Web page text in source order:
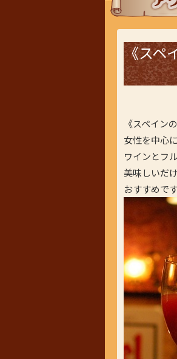
《スペ
《スペイン
女性を中心
ワインとフ
美味しいだ
おすすめで